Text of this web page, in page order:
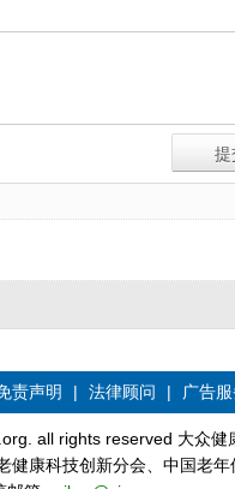
责声明 | 法律顾问 | 广告
all rights reserved 大众健
健康科技创新分会、中国老